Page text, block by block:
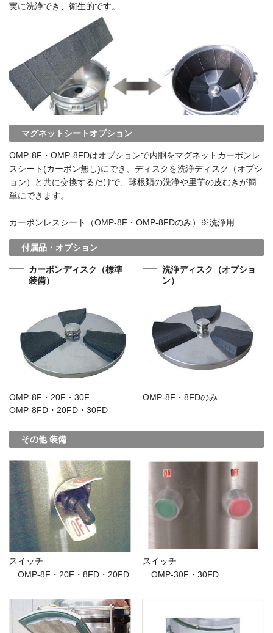
実に洗浄でき、衛生的です。
マグネットシートオプション
OMP-8F・OMP-8FDはオプションで内胴をマグネットカーボンレ
スシート(カーボン無し)にでき、ディスクを洗浄ディスク（オプシ
ョン）と共に交換するだけで、球根類の洗浄や里芋の皮むきが簡
単にできます。
カーボンレスシート（OMP-8F・OMP-8FDのみ）※洗浄用
付属品・オプション
カーボンディスク（標準
装備）
OMP-8F・20F・30F
OMP-8FD・20FD・30FD
洗浄ディスク（オプショ
ン）
OMP-8F・8FDのみ
その他 装備
スイッチ
OMP-8F・20F・8FD・20FD
スイッチ
OMP-30F・30FD